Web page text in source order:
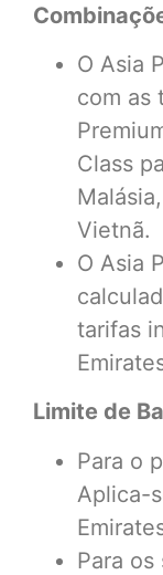
O Asia
com as
Class
Vietnã.
O Asia
tarifas
Limite de
Para o
Aplica-
Para os